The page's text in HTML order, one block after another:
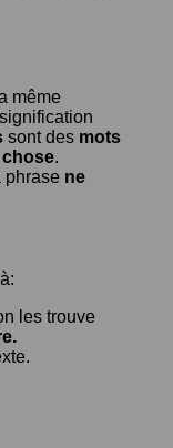
même
sont des mots
chose.
phrase ne
les trouve